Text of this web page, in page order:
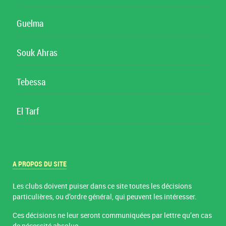
Guelma
Souk Ahras
Tebessa
El Tarf
A PROPOS DU SITE
Les clubs doivent puiser dans ce site toutes les décisions
particulières, ou d’ordre général, qui peuvent les intéresser.
Ces décisions ne leur seront communiquées par lettre qu’en cas